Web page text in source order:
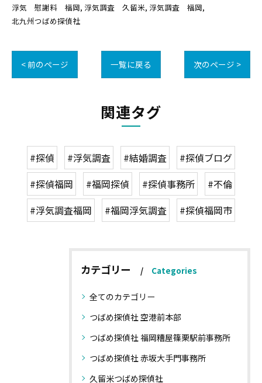
浮気 慰謝料 福岡 浮気調査 久留米 浮気調査 福岡
北九州つばめ探偵社
< 前のページ 一覧に戻る 次のページ >
関連タグ
#探偵 #浮気調査 #結婚調査
#探偵ブログ
#探偵福岡
#福岡探偵 #探偵事務所
#不倫
#浮気調査福岡
#福岡浮気調査 #探偵福岡市
カテゴリー Categories
全てのカテゴリー
つばめ探偵社 空港前本部
つばめ探偵社 福岡糟屋篠栗駅前事務所
つばめ探偵社 赤坂大手門事務所
久留米つばめ探偵社